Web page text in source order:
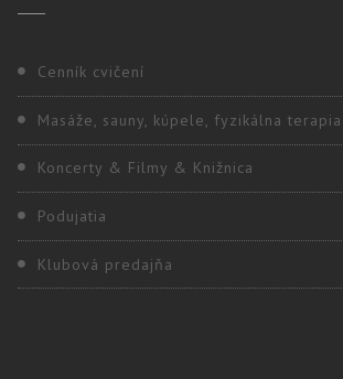
Cenník cvičení
Masáže, sauny, kúpele, fyzikálna terapia
Koncerty & Filmy & Knižnica
Podujatia
Klubová predajňa